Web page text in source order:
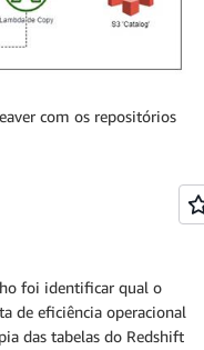
com os repositórios
foi identificar qual o
de eficiência operacional
das tabelas do Redshift